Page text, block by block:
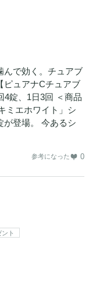
んで効く。チュアブ
ピュアナCチュアブ
錠、1日3回 ＜商品
ミエホワイト」シ
が登場。 今あるシ
参考になった 0
ト